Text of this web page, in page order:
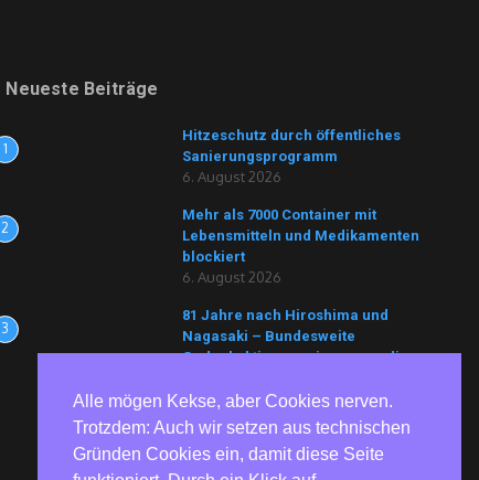
Neueste Beiträge
1
Hitzeschutz durch öffentliches
Sanierungsprogramm
6. August 2026
2
Mehr als 7000 Container mit
Lebensmitteln und Medikamenten
blockiert
6. August 2026
3
81 Jahre nach Hiroshima und
Nagasaki – Bundesweite
Gedenkaktionen erinnern an die
6. August 2026
Alle mögen Kekse, aber Cookies nerven.
Trotzdem: Auch wir setzen aus technischen
Gründen Cookies ein, damit diese Seite